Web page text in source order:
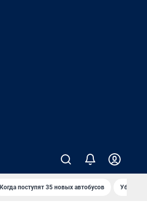
Когда поступят 35 новых автобусов Убийца